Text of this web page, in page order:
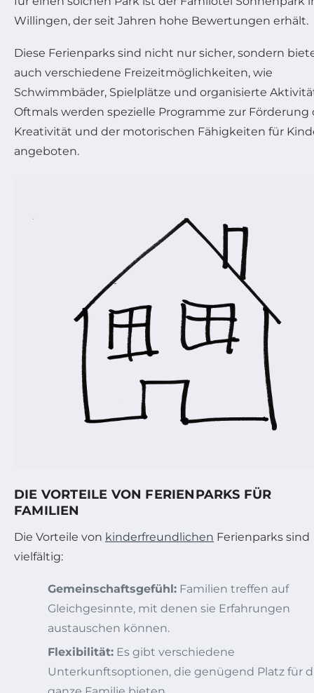
Willingen, der seit Jahren hohe Bewertungen erhält.
Diese Ferienparks sind nicht nur sicher, sondern
auch verschiedene Freizeitmöglichkeiten, wie
Schwimmbäder, Spielplätze und organisierte
Oftmals werden spezielle Programme zur Förderung
Kreativität und der motorischen Fähigkeiten für
angeboten.
DIE VORTEILE VON FERIENPARKS FÜR
FAMILIEN
Die Vorteile von kinderfreundlichen Ferienparks sind
vielfältig:
Gemeinschaftsgefühl: Familien treffen auf
Gleichgesinnte, mit denen sie Erfahrungen
austauschen können.
Flexibilität: Es gibt verschiedene
Unterkunftsoptionen, die genügend Platz für